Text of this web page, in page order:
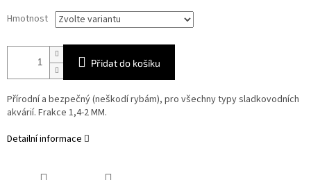
Hmotnost
Přidat do košíku
Přírodní a bezpečný (neškodí rybám), pro všechny typy sladkovodních
akvárií. Frakce 1,4-2 MM.
Detailní informace